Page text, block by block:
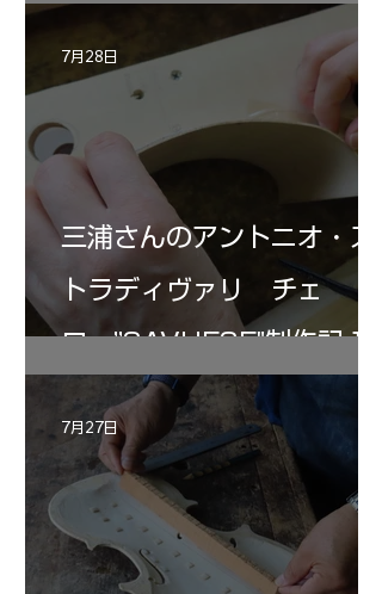
三浦さんのアントニオ・ス
トラディヴァリ チェ
ロ ”SAVUESE"制作記１2
7月28日
7月27日